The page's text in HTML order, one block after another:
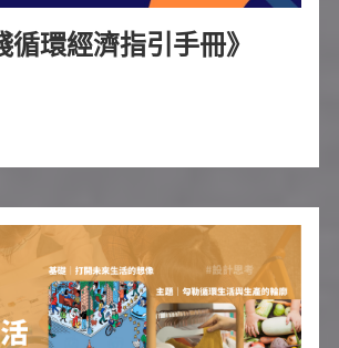
循環經濟指引手冊》